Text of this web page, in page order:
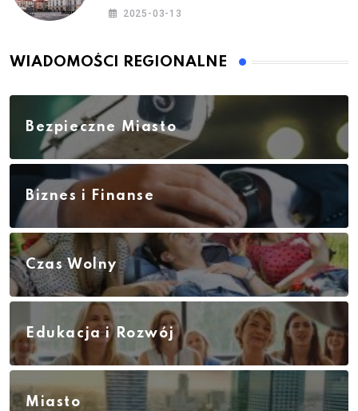
rodzinne atrakcje
2025-03-13
WIADOMOŚCI REGIONALNE
Bezpieczne Miasto
Biznes i Finanse
Czas Wolny
Edukacja i Rozwój
Miasto